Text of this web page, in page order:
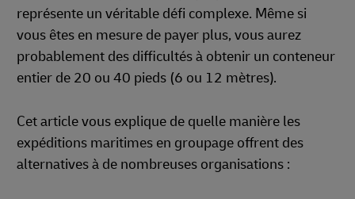
représente un véritable défi complexe. Même si
vous êtes en mesure de payer plus, vous aurez
probablement des difficultés à obtenir un conteneur
entier de 20 ou 40 pieds (6 ou 12 mètres).
Cet article vous explique de quelle manière les
expéditions maritimes en groupage offrent des
alternatives à de nombreuses organisations :